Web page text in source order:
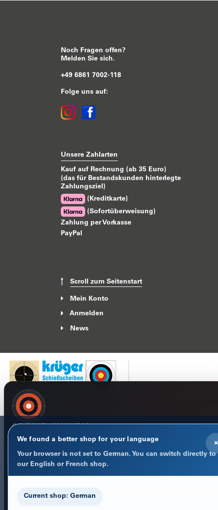
Noch Fragen offen?
Melden Sie sich.
+49 6861 7002-118
Folge uns auf:
Unsere Zahlarten
Kauf auf Rechnung (ab 35 Euro)
(das für Bestandskunden hinterlegte
Zahlungsziel)
(Kreditkarte)
(Sofortüberweisung)
Zahlung per Vorkasse
PayPal
Scroll zum Seitenstart
Mein Konto
Anmelden
News
Impressum
×
We found a better shop for your language
Your browser is not set to German. You can switch directly to
our English or French shop.
Current shop: German
COOKIE-HINWEIS
Datenschutz im Fokus
Notwendige Cookies halten Warenkorb, Sprache und
stabil. Optionale Statistik-Cookies helfen uns, den Shop